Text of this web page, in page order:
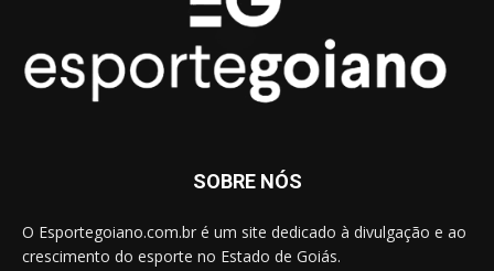
SOBRE NÓS
O Esportegoiano.com.br é um site dedicado à divulgação e ao
crescimento do esporte no Estado de Goiás.